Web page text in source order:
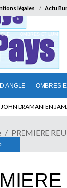
légales Actu
ANGLE OMBRES
OMBRES ET
ELECTION DE TALON A
PREMIERE